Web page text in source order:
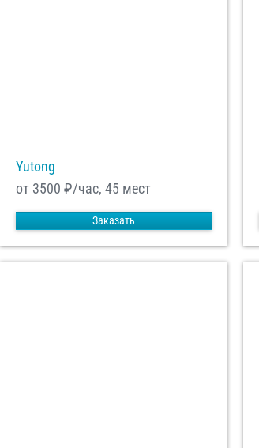
Yutong
от 3500 ₽/час, 45 мест
Заказать